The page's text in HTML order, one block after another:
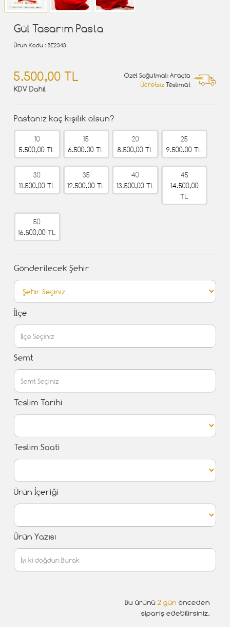
Gül Tasarım Pasta
Ürün Kodu : BE2343
5.500,00 TL
KDV Dahil
Özel Soğutmalı Araçta
Ücretsiz Teslimat
Pastanız kaç kişilik olsun?
10
5.500,00 TL
15
6.500,00 TL
20
8.500,00 TL
25
9.500,00 TL
30
11.500,00 TL
35
12.500,00 TL
40
13.500,00 TL
45
14.500,00
TL
50
16.500,00 TL
Gönderilecek Şehir
İlçe
Semt
Teslim Tarihi
Teslim Saati
Ürün İçeriği
Ürün Yazısı
Bu ürünü 2 gün önceden
sipariş edebilirsiniz.